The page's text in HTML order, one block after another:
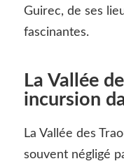
Guirec, de ses
fascinantes.
La Vallée
incursion
La Vallée des
souvent négligé